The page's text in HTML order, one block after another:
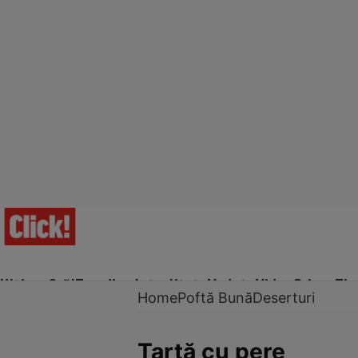
Ultima Oră!Trending Actualitate Vedete Video Prime Time
HomePoftă BunăDeserturi
Tartă cu pere